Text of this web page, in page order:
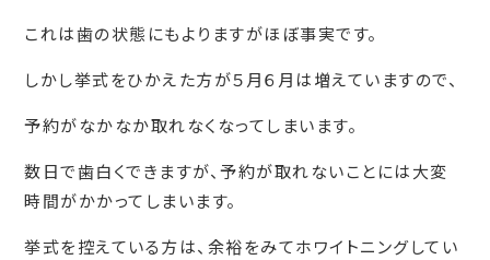
これは歯の状態にもよりますがほぼ事実です。
しかし挙式をひかえた方が５月６月は増えていますので、
予約がなかなか取れなくなってしまいます。
数日で歯白くできますが、予約が取れないことには大変
時間がかかってしまいます。
挙式を控えている方は、余裕をみてホワイトニングしてい